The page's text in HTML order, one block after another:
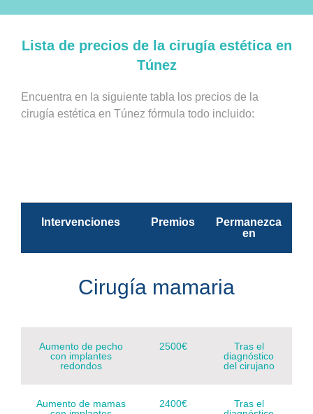
Lista de precios de la cirugía estética en
Túnez
Encuentra en la siguiente tabla los precios de la
cirugía estética en Túnez fórmula todo incluido:
Intervenciones Premios
Permanezca
en
Cirugía mamaria
Aumento de pecho
con implantes
redondos
2500€
Tras el
diagnóstico
del cirujano
Aumento de mamas
2400€
Tras el